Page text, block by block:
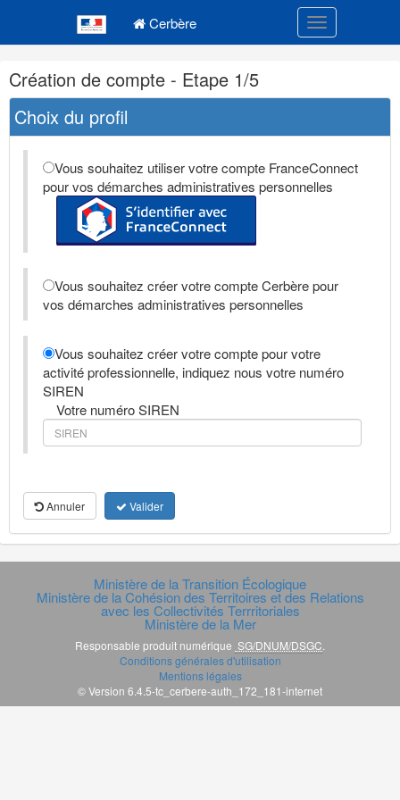
Cerbère Toggle
Navigation
et
outils
annexes
Création de compte - Etape 1/5
Choix du profil
Vous souhaitez utiliser votre compte FranceConnect
pour vos démarches administratives personnelles
Vous souhaitez créer votre compte Cerbère pour
vos démarches administratives personnelles
Vous souhaitez créer votre compte pour votre
activité professionnelle, indiquez nous votre numéro
SIREN
Votre numéro SIREN
Annuler Valider
Ministère de la Transition Écologique
Ministère de la Cohésion des Territoires et des Relations
avec les Collectivités Terrritoriales
Ministère de la Mer
Responsable produit numérique SG/DNUM/DSGC
Conditions générales d'utilisation
Mentions légales
© Version 6.4.5-tc_cerbere-auth_172_181-internet